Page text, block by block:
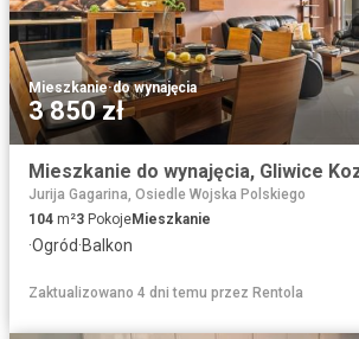
Mieszkanie·do wynajęcia
3 850 zł
Jurija Gagarina, Osiedle Wojska Polskiego
104 m²3 PokojeMieszkanie
·Ogród·Balkon
Zaktualizowano 4 dni temu przez Rentola